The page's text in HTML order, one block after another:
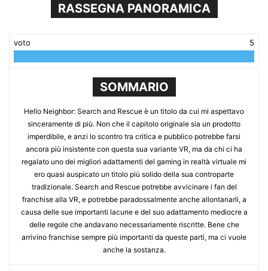
RASSEGNA PANORAMICA
voto 5
SOMMARIO
Hello Neighbor: Search and Rescue è un titolo da cui mi aspettavo
sinceramente di più. Non che il capitolo originale sia un prodotto
imperdibile, e anzi lo scontro tra critica e pubblico potrebbe farsi
ancora più insistente con questa sua variante VR, ma da chi ci ha
regalato uno dei migliori adattamenti del gaming in realtà virtuale mi
ero quasi auspicato un titolo più solido della sua controparte
tradizionale. Search and Rescue potrebbe avvicinare i fan del
franchise alla VR, e potrebbe paradossalmente anche allontanarli, a
causa delle sue importanti lacune e del suo adattamento mediocre a
delle regole che andavano necessariamente riscritte. Bene che
arrivino franchise sempre più importanti da queste parti, ma ci vuole
anche la sostanza.